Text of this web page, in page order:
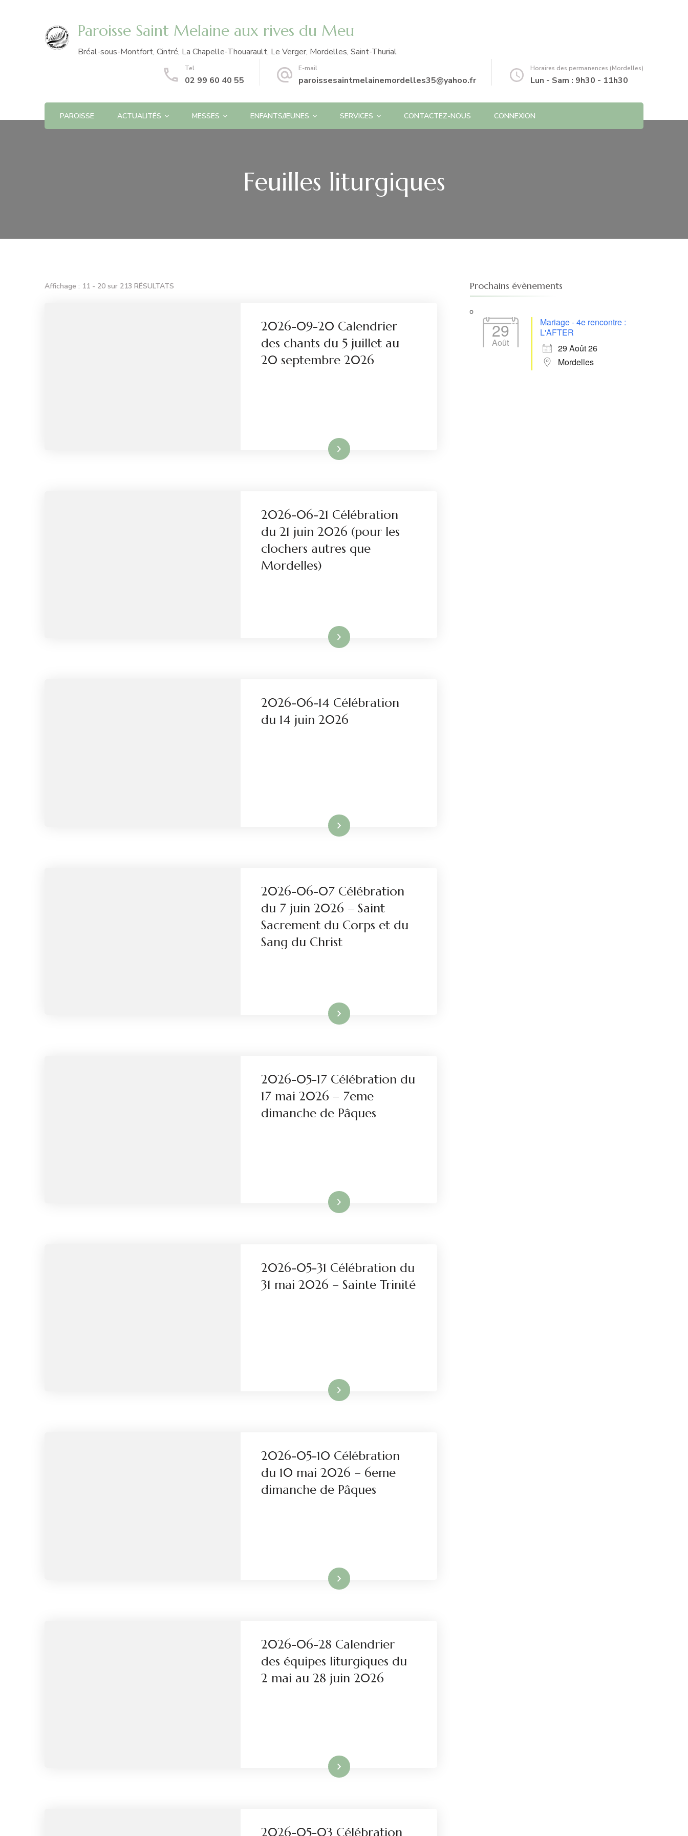
Paroisse Saint Melaine aux rives du Meu
Bréal-sous-Montfort, Cintré, La Chapelle-Thouarault, Le Verger, Mordelles, Saint-Thurial
Tel
02 99 60 40 55
E-mail
paroissesaintmelainemordelles35@yahoo.fr
Horaires des permanences (Mordelles)
Lun - Sam : 9h30 - 11h30
PAROISSE ACTUALITÉS MESSES ENFANTS/JEUNES SERVICES CONTACTEZ-NOUS CONNEXION
Feuilles liturgiques
Affichage : 11 - 20 sur 213 RÉSULTATS
2026-09-20 Calendrier
des chants du 5 juillet au
20 septembre 2026
Lire la suite
2026-06-21 Célébration
du 21 juin 2026 (pour les
clochers autres que
Mordelles)
Lire la suite
2026-06-14 Célébration
du 14 juin 2026
Lire la suite
2026-06-07 Célébration
du 7 juin 2026 – Saint
Sacrement du Corps et du
Sang du Christ
Lire la suite
2026-05-17 Célébration du
17 mai 2026 – 7eme
dimanche de Pâques
Lire la suite
2026-05-31 Célébration du
31 mai 2026 – Sainte Trinité
Lire la suite
2026-05-10 Célébration
du 10 mai 2026 – 6eme
dimanche de Pâques
Lire la suite
2026-06-28 Calendrier
des équipes liturgiques du
2 mai au 28 juin 2026
Lire la suite
2026-05-03 Célébration
Prochains évènements
29
Août
Mariage - 4e rencontre :
L'AFTER
29 Août 26
Mordelles